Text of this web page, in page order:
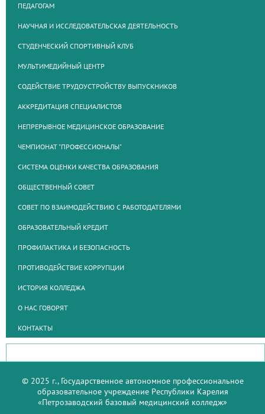
ПЕДАГОГАМ
НАУЧНАЯ И ИССЛЕДОВАТЕЛЬСКАЯ ДЕЯТЕЛЬНОСТЬ
СТУДЕНЧЕСКИЙ СПОРТИВНЫЙ КЛУБ
МУЛЬТИМЕДИЙНЫЙ ЦЕНТР
СОДЕЙСТВИЕ ТРУДОУСТРОЙСТВУ ВЫПУСКНИКОВ
АККРЕДИТАЦИЯ СПЕЦИАЛИСТОВ
НЕПРЕРЫВНОЕ МЕДИЦИНСКОЕ ОБРАЗОВАНИЕ
ЧЕМПИОНАТ "ПРОФЕССИОНАЛЫ"
СИСТЕМА ОЦЕНКИ КАЧЕСТВА ОБРАЗОВАНИЯ
ОБЩЕСТВЕННЫЙ СОВЕТ
СОВЕТ ПО ВЗАИМОДЕЙСТВИЮ С РАБОТОДАТЕЛЯМИ
ОБРАЗОВАТЕЛЬНЫЙ КРЕДИТ
ПРОФИЛАКТИКА И БЕЗОПАСНОСТЬ
ПРОТИВОДЕЙСТВИЕ КОРРУПЦИИ
ИСТОРИЯ КОЛЛЕДЖА
О НАС ГОВОРЯТ
КОНТАКТЫ
© 2025 г., Государственное автономное профессиональное
образовательное учреждение Республики Карелия
«Петрозаводский базовый медицинский колледж»